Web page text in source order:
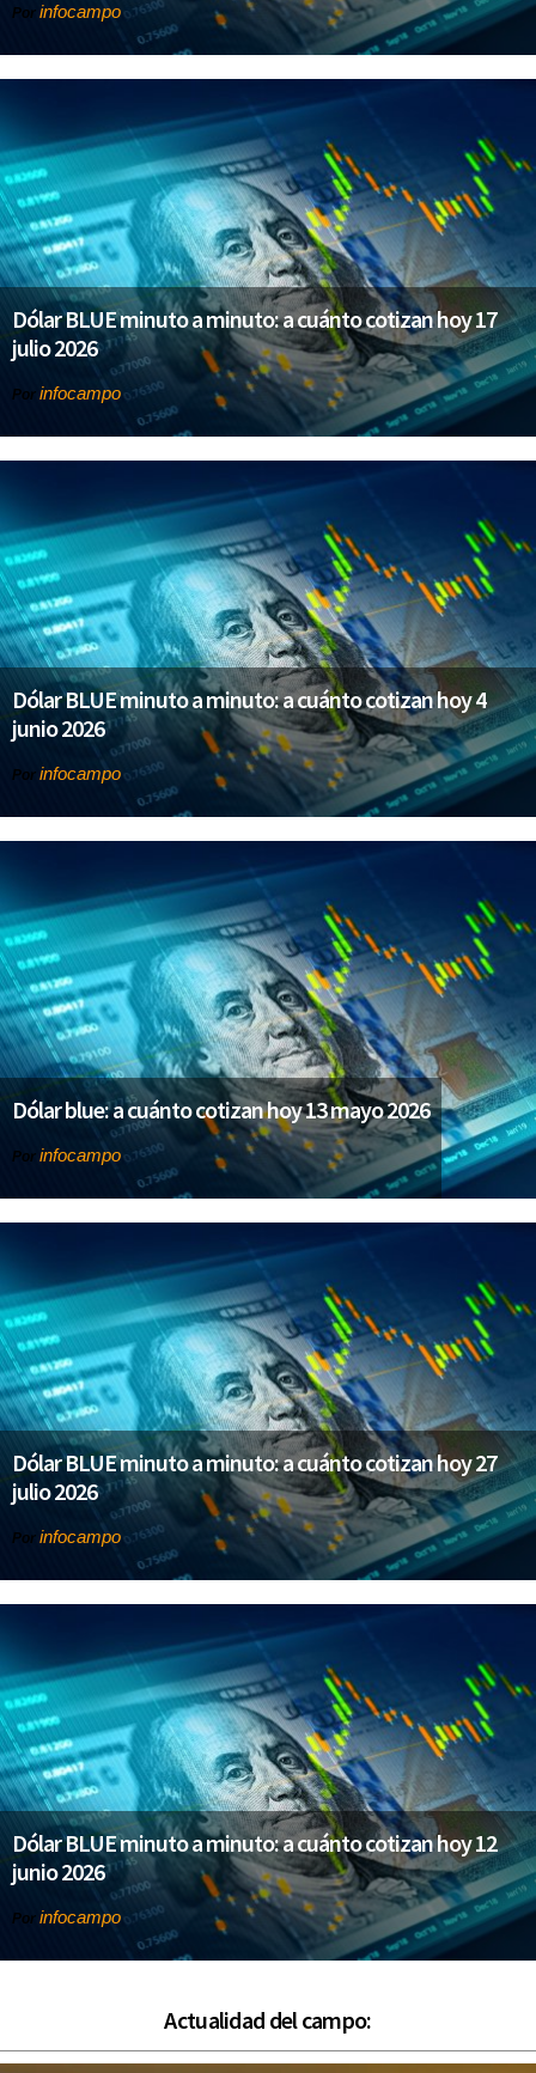
Por infocampo
Dólar BLUE minuto a minuto: a cuánto cotizan hoy 17
julio 2026
Por infocampo
Dólar BLUE minuto a minuto: a cuánto cotizan hoy 4
junio 2026
Por infocampo
Dólar blue: a cuánto cotizan hoy 13 mayo 2026
Por infocampo
Dólar BLUE minuto a minuto: a cuánto cotizan hoy 27
julio 2026
Por infocampo
Dólar BLUE minuto a minuto: a cuánto cotizan hoy 12
junio 2026
Por infocampo
Actualidad del campo: